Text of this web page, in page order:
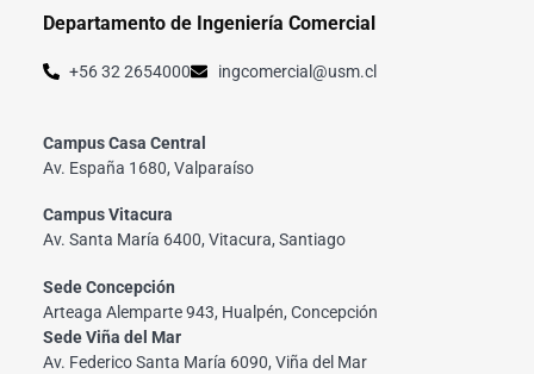
Departamento de Ingeniería Comercial
+56 32 2654000 ingcomercial@usm.cl
Campus Casa Central
Av. España 1680, Valparaíso
Campus Vitacura
Av. Santa María 6400, Vitacura, Santiago
Sede Concepción
Arteaga Alemparte 943, Hualpén, Concepción
Sede Viña del Mar
Av. Federico Santa María 6090, Viña del Mar